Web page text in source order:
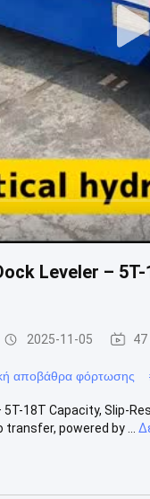
Leveler –
2025-11-05 47
αποβάθρα φόρτωσης
18T Capacity, Slip-
powered by ...